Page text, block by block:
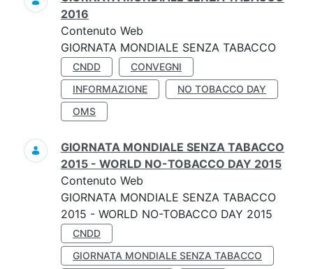
2016
Contenuto Web
GIORNATA MONDIALE SENZA TABACCO
CNDD
CONVEGNI
INFORMAZIONE
NO TOBACCO DAY
OMS
GIORNATA MONDIALE SENZA TABACCO
2015 - WORLD NO-TOBACCO DAY 2015
Contenuto Web
GIORNATA MONDIALE SENZA TABACCO
2015 - WORLD NO-TOBACCO DAY 2015
CNDD
GIORNATA MONDIALE SENZA TABACCO